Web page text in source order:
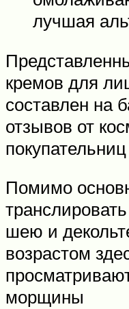
лучшая
кремов для
составлен на
отзывов от
покупательниц
Помимо
шею и
возрастом
морщины